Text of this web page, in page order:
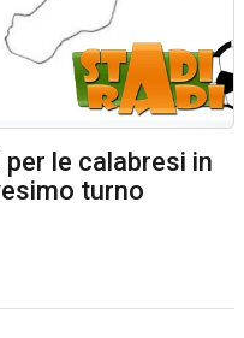
le calabresi in
turno